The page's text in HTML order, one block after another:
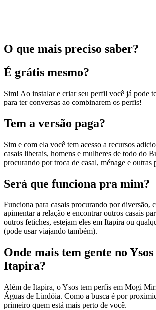
O que mais preciso saber?
É grátis mesmo?
Sim! Ao instalar e criar seu perfil você já pode
para ter conversas ao combinarem os perfis!
Tem a versão paga?
Sim e com ela você tem acesso a recursos
casais liberais, homens e mulheres de todo do
procurando por troca de casal, ménage e outras
Será que funciona pra mim?
Funciona para casais procurando por diversão,
apimentar a relação e encontrar outros casais
outros fetiches, estejam eles em Itapira ou
(pode usar viajando também).
Onde mais tem gente no
Itapira?
Além de Itapira, o Ysos tem perfis em Mogi
Águas de Lindóia. Como a busca é por
primeiro quem está mais perto de você.